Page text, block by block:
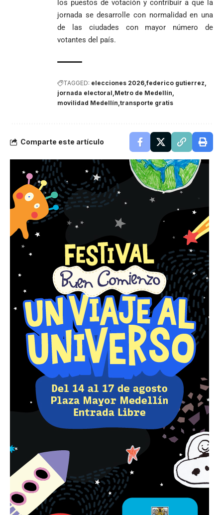
los puestos de votación y contribuir a que la
jornada se desarrolle con normalidad en una
de las ciudades con mayor número de
votantes del país.
TAGGED: elecciones 2026 federico gutierrez
jornada electoral Metro de Medellín
movilidad Medellín transporte gratis
Comparte este artículo